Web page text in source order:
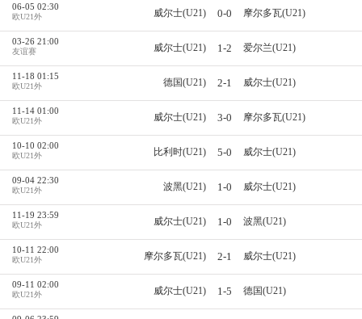
06-05 02:30
欧U21外 威尔士(U21) 0-0 摩尔多瓦(U21)
03-26 21:00
友谊赛 威尔士(U21) 1-2 爱尔兰(U21)
11-18 01:15
欧U21外 德国(U21) 2-1 威尔士(U21)
11-14 01:00
欧U21外 威尔士(U21) 3-0 摩尔多瓦(U21)
10-10 02:00
欧U21外 比利时(U21) 5-0 威尔士(U21)
09-04 22:30
欧U21外 波黑(U21) 1-0 威尔士(U21)
11-19 23:59
欧U21外 威尔士(U21) 1-0 波黑(U21)
10-11 22:00
欧U21外 摩尔多瓦(U21) 2-1 威尔士(U21)
09-11 02:00
欧U21外 威尔士(U21) 1-5 德国(U21)